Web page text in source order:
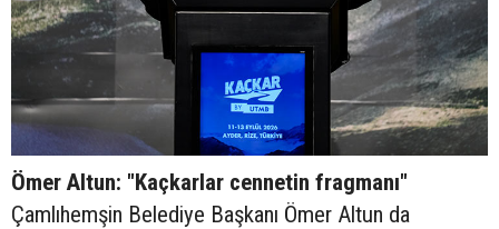
Ömer Altun: "Kaçkarlar cennetin fragmanı"
Çamlıhemşin Belediye Başkanı Ömer Altun da